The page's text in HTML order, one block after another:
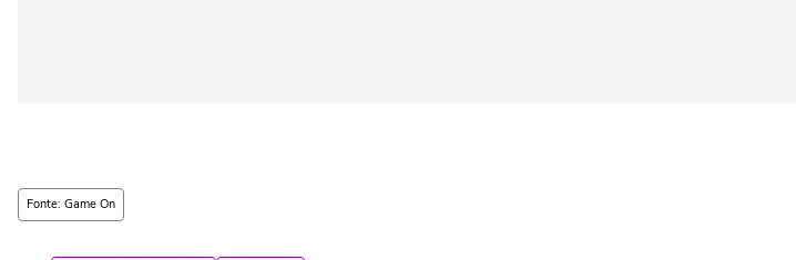
Fonte: Game On